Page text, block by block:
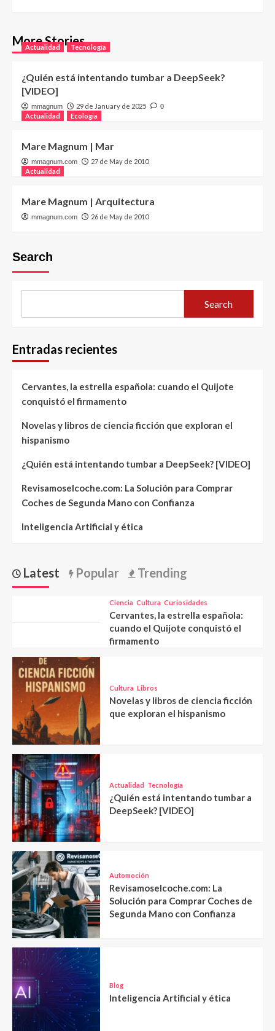
More Stories
Actualidad Tecnología
¿Quién está intentando tumbar a DeepSeek?
[VIDEO]
mmagnum 29 de January de 2025 0
Actualidad Ecología
Mare Magnum | Mar
mmagnum.com
27 de May de 2010
Actualidad
Mare Magnum | Arquitectura
mmagnum.com 26 de May de 2010
Search
Search
Entradas recientes
Cervantes, la estrella española: cuando el Quijote
conquistó el firmamento
Novelas y libros de ciencia ficción que exploran el
hispanismo
¿Quién está intentando tumbar a DeepSeek? [VIDEO]
Revisamoselcoche.com: La Solución para Comprar
Coches de Segunda Mano con Confianza
Inteligencia Artificial y ética
Latest Popular Trending
Ciencia Cultura Curiosidades
Cervantes, la estrella española:
cuando el Quijote conquistó el
firmamento
Cultura Libros
Novelas y libros de ciencia ficción
que exploran el hispanismo
Actualidad Tecnología
¿Quién está intentando tumbar a
DeepSeek? [VIDEO]
Automoción
Revisamoselcoche.com: La
Solución para Comprar Coches de
Segunda Mano con Confianza
Blog
Inteligencia Artificial y ética